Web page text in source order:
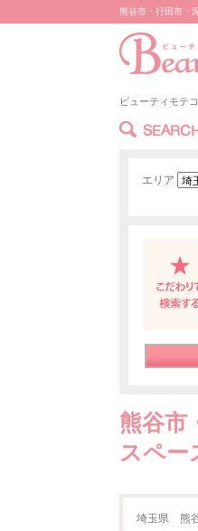
熊谷市・行田市・
ビューティモテコ
エリア
熊谷市
スペー
埼玉県 熊